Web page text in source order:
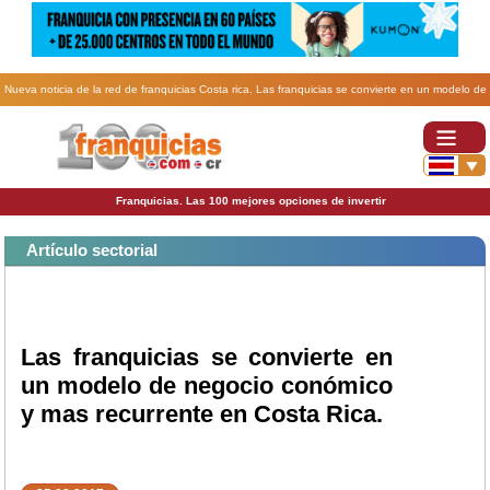
Nueva noticia de la red de franquicias Costa rica. Las franquicias se convierte en un modelo de
negocio conómico y mas recurrente en Costa Rica..
Franquicias. Las 100 mejores opciones de invertir
Artículo sectorial
Las franquicias se convierte en
un modelo de negocio conómico
y mas recurrente en Costa Rica.